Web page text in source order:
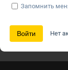
Запомнить
Нет